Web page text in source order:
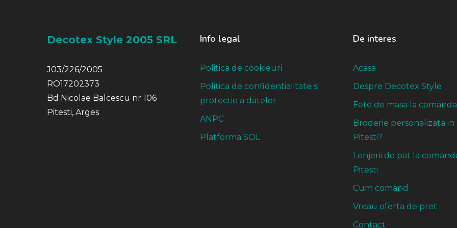
Decotex Style 2005 SRL
J03/226/2005
RO17202373
Bd Nicolae Balcescu nr 106
Pitesti, Arges
Info legal
Politica de cookieuri
Politica de confidentialitate si
protectie a datelor
ANPC
Platforma SOL
De interes
Acasa
Despre Decotex Style
Fete de masa la comanda
Broderie personalizata in
Pitesti?
Lenjerii de pat la
Pitesti
Cum comand
Vreau oferta de pret
Contact